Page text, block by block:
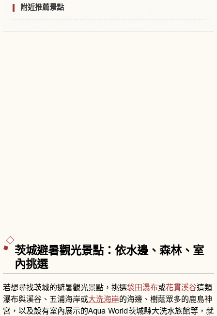
附近推薦景點
茨城避暑觀光景點：依水邊、森林、室
內挑選
若想尋找茨城的避暑觀光景點，挑選袋田瀑布或花貫溪谷這類
瀑布與溪谷、五浦海岸或大洗海岸的海邊、樹蔭眾多的鹿島神
宮，以及設有室內展示的Aqua World茨城縣大洗水族館等，就